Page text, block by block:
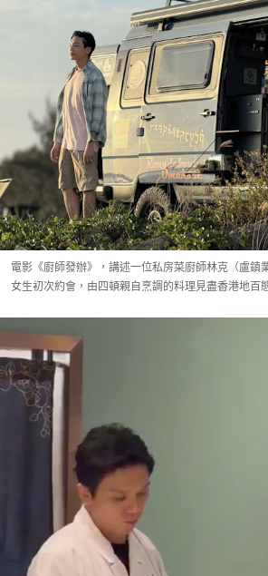
電影《廚師發辦》，講述一位私房菜廚師林克（盧
女生初次約會，由四頓親自烹調的料理見盡香港地百